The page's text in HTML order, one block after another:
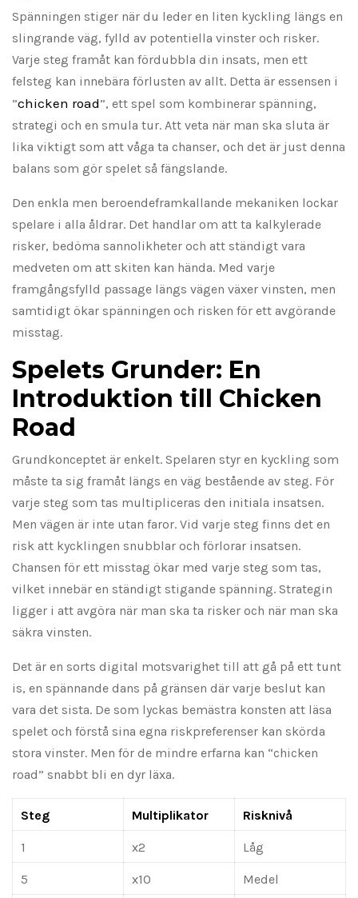
Spänningen stiger när du leder en liten kyckling längs en
slingrande väg, fylld av potentiella vinster och risker.
Varje steg framåt kan fördubbla din insats, men ett
felsteg kan innebära förlusten av allt. Detta är essensen i
”chicken road”, ett spel som kombinerar spänning,
strategi och en smula tur. Att veta när man ska sluta är
lika viktigt som att våga ta chanser, och det är just denna
balans som gör spelet så fängslande.
Den enkla men beroendeframkallande mekaniken lockar
spelare i alla åldrar. Det handlar om att ta kalkylerade
risker, bedöma sannolikheter och att ständigt vara
medveten om att skiten kan hända. Med varje
framgångsfylld passage längs vägen växer vinsten, men
samtidigt ökar spänningen och risken för ett avgörande
misstag.
Spelets Grunder: En
Introduktion till Chicken
Road
Grundkonceptet är enkelt. Spelaren styr en kyckling som
måste ta sig framåt längs en väg bestående av steg. För
varje steg som tas multipliceras den initiala insatsen.
Men vägen är inte utan faror. Vid varje steg finns det en
risk att kycklingen snubblar och förlorar insatsen.
Chansen för ett misstag ökar med varje steg som tas,
vilket innebär en ständigt stigande spänning. Strategin
ligger i att avgöra när man ska ta risker och när man ska
säkra vinsten.
Det är en sorts digital motsvarighet till att gå på ett tunt
is, en spännande dans på gränsen där varje beslut kan
vara det sista. De som lyckas bemästra konsten att läsa
spelet och förstå sina egna riskpreferenser kan skörda
stora vinster. Men för de mindre erfarna kan “chicken
road” snabbt bli en dyr läxa.
Steg Multiplikator Risknivå
1 x2 Låg
5 x10 Medel